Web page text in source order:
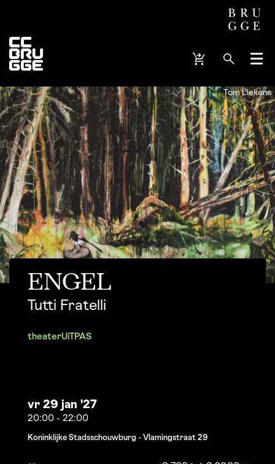
Menu
Tom Liekens
ENGEL
Tutti Fratelli
theaterUiTPAS
vr 29 jan '27
20:00 - 22:00
Koninklijke Stadsschouwburg - Vlamingstraat 29